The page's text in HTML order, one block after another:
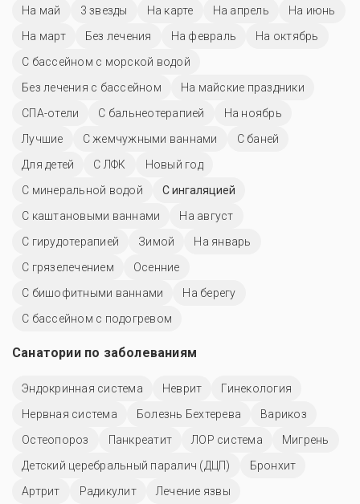
На май
3 звезды На карте На апрель
На июнь
На март
Без лечения На февраль
На октябрь
С бассейном с морской водой
Без лечения с бассейном
На майские праздники
СПА-отели
С бальнеотерапией
На ноябрь
Лучшие
С жемчужными ваннами
С баней
Для детей
С ЛФК
Новый год
С минеральной водой
С ингаляцией
С каштановыми ваннами
На август
С гирудотерапией
Зимой
На январь
С грязелечением
Осенние
С бишофитными ваннами
На берегу
С бассейном с подогревом
Санатории по заболеваниям
Эндокринная система Неврит
Гинекология
Нервная система
Болезнь Бехтерева
Варикоз
Остеопороз
Панкреатит ЛОР система
Мигрень
Детский церебральный паралич (ДЦП)
Бронхит
Артрит
Радикулит Лечение язвы